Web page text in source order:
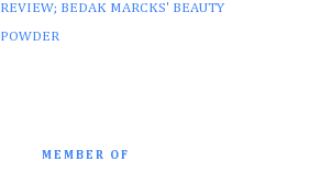
REVIEW; BEDAK MARCKS' BEAUTY
POWDER
MEMBER OF